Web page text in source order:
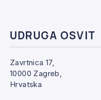
UDRUGA OSVIT
Zavrtnica 17,
10000 Zagreb,
Hrvatska